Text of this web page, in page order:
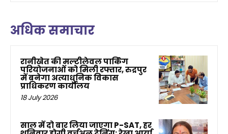
अधिक समाचार
रानीखेत की मल्टीलेवल पार्किंग
परियोजनाओं को मिली रफ्तार, रुद्रपुर
में बनेगा अत्याधुनिक विकास
प्राधिकरण कार्यालय
18 July 2026
साल में दो बार लिया जाएगा P-SAT, हर